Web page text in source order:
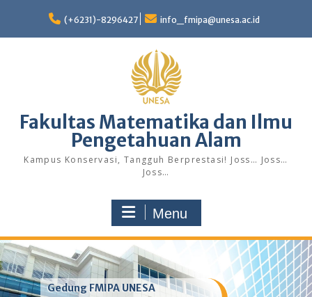
content
(+6231)-8296427 info_fmipa@unesa.ac.id
Fakultas Matematika dan Ilmu
Pengetahuan Alam
Kampus Konservasi, Tangguh Berprestasi! Joss… Joss…
Joss…
Menu
Gedung FMIPA UNESA